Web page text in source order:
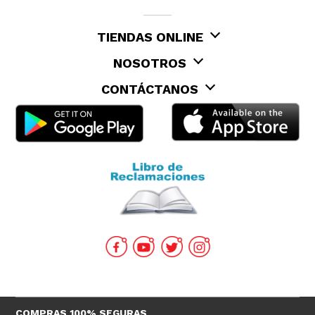
TIENDAS ONLINE
NOSOTROS
CONTÁCTANOS